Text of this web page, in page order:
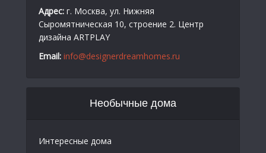
Адрес: г. Москва, ул. Нижняя
Сыромятническая 10, строение 2. Центр
дизайна ARTPLAY
Email: info@designerdreamhomes.ru
Необычные дома
Интересные дома